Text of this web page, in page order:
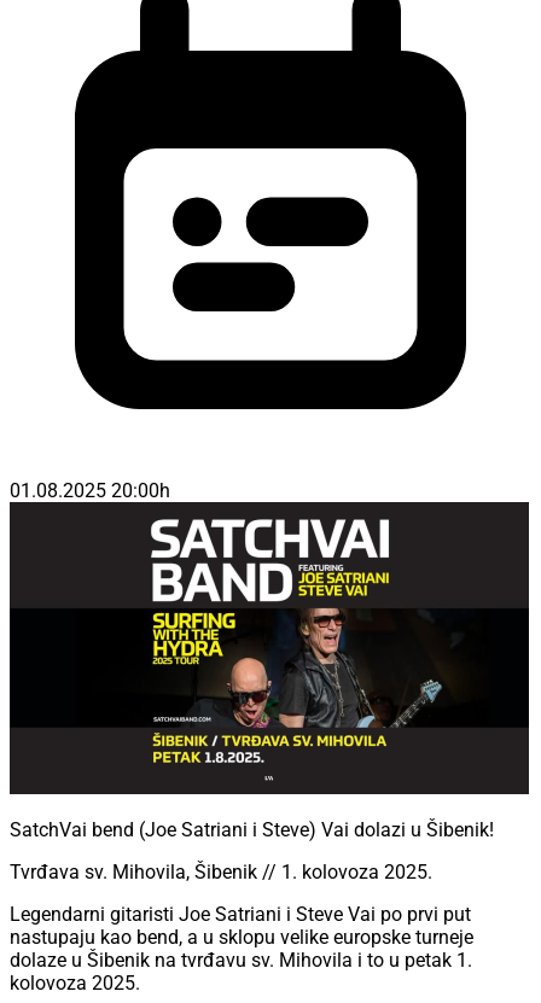
01.08.2025 20:00h
SatchVai bend (Joe Satriani i Steve) Vai dolazi u Šibenik!
Tvrđava sv. Mihovila, Šibenik // 1. kolovoza 2025.
Legendarni gitaristi Joe Satriani i Steve Vai po prvi put
nastupaju kao bend, a u sklopu velike europske turneje
dolaze u Šibenik na tvrđavu sv. Mihovila i to u petak 1.
kolovoza 2025.